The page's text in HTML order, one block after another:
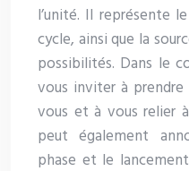
l’unité. Il représente
cycle, ainsi que la
possibilités. Dans le
vous inviter à
vous et à vous relier
peut également
phase et le